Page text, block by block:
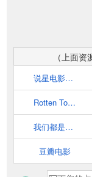
（上面
说星电影评论网
Rotten Tomatoes
我们都是影评人
豆瓣电影